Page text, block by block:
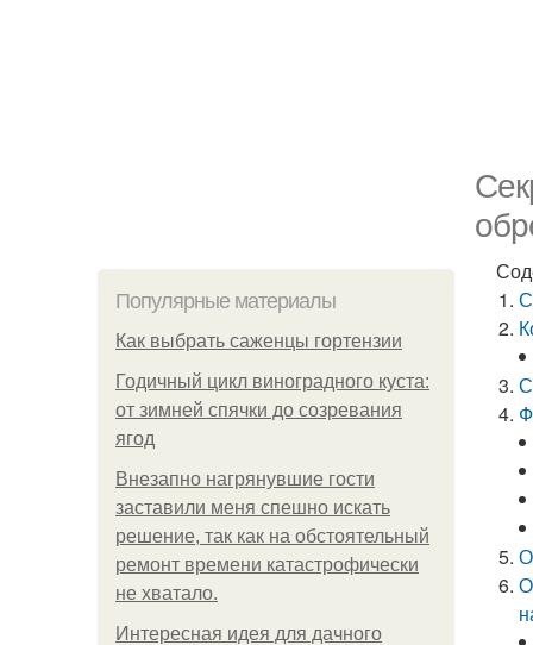
Популярные материалы
Как выбрать саженцы гортензии
Годичный цикл виноградного куста:
от зимней спячки до созревания
ягод
Внезапно нагрянувшие гости
заставили меня спешно искать
решение, так как на обстоятельный
ремонт времени катастрофически
не хватало.
Интересная идея для дачного